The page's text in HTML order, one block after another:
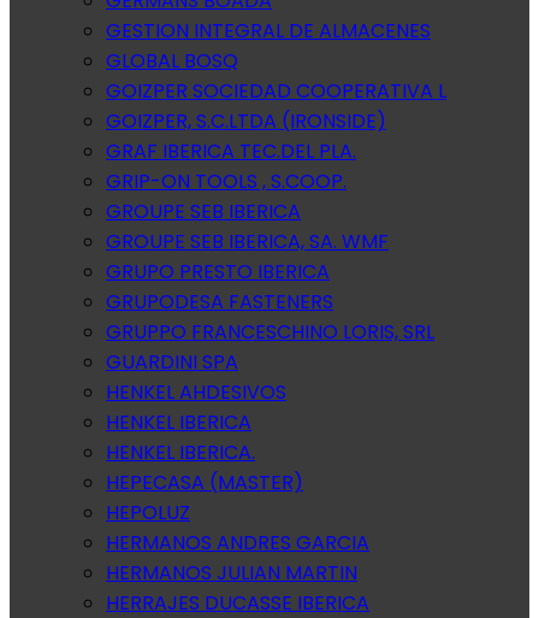
GESTION INTEGRAL DE ALMACENES
GLOBAL BOSQ
GOIZPER SOCIEDAD COOPERATIVA L
GOIZPER, S.C.LTDA (IRONSIDE)
GRAF IBERICA TEC.DEL PLA.
GRIP-ON TOOLS , S.COOP.
GROUPE SEB IBERICA
GROUPE SEB IBERICA, SA. WMF
GRUPO PRESTO IBERICA
GRUPODESA FASTENERS
GRUPPO FRANCESCHINO LORIS, SRL
GUARDINI SPA
HENKEL AHDESIVOS
HENKEL IBERICA
HENKEL IBERICA.
HEPECASA (MASTER)
HEPOLUZ
HERMANOS ANDRES GARCIA
HERMANOS JULIAN MARTIN
HERRAJES DUCASSE IBERICA